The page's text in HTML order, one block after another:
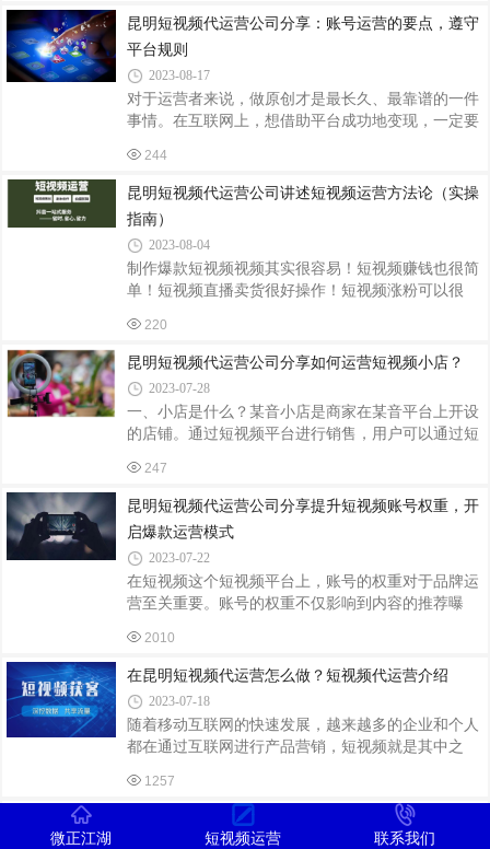
是谁，他们的兴趣爱好是什么。这样，你就可以制作
出更符合他们需求的内容。2.创意独特：在短视频的
世界里，内容丰富多样。要想吸引人们的注意力，你
需要有一些独特和创新的想法。把你的个性和风格融
入你的视频中，让人们记住你。
昆明短视频代运营公司分享：账号运营的要点，遵守
平台规则
2023-08-17
对于运营者来说，做原创才是最长久、最靠谱的一件
事情。在互联网上，想借助平台成功地变现，一定要
点介绍短视频的一些平台规则。（1）不建议做低级
搬运。例如，对于带有其他平台特点和图案的作品，
短视频平台对这些低级搬运的作品会直接封号或者不
给予流量推荐，因此不建议大家做。（2）视频必须
清晰无广告。（3）要清楚视频推荐算法机制。首
先，给你推荐一批人，比如先给100人看你的视频，
这100人就是一个流量池。假如这100人观看视频之
后，反馈比较好，有80人完全看完了，有30人给你点
244
昆明短视频代运营公司讲述短视频运营方法论（实操
指南）
2023-08-04
制作爆款短视频视频其实很容易！短视频赚钱也很简
单！短视频直播卖货很好操作！短视频涨粉可以很
频达人差在哪里。而是因为，你不知道，他们运营短
视频的关键法则，那些一招鲜吃遍天的技能！关键法
则1. 不要自己瞎捉摸，不要浪费时间摸索。运营初
期，你最需要做的，是通过深度剖析达人前辈的爆款
视频，快速摸清自己所在领域，视频制作的套路，快
速上手，快速做出及格线以上的视频。2. 不要像只铁
公鸡，一毛不拔！一开始，就要懂得给平台交“保护
高时，就
220
昆明短视频代运营公司分享如何运营短视频小店？
2023-07-28
一、小店是什么？某音小店是商家在某音平台上开设
的店铺。通过短视频平台进行销售，用户可以通过短
一家小店？1、选品：（1）根据自身产品特性选择合
适的品类：比如服饰类目适合卖服装鞋帽等；食品类
目适合卖零食饮料等等。总之要根据自己的产品特性
来挑选适合的品类！如果实在没有合适的产品的话，
也可以从其他渠道寻找货源！电商平台进货或者自己
生产一些产品。（2）确定好产品的种类后就可以开
始选款了：首先我们可以在各大电商网站找到同类的
商品，然后查看商品的销量和评价情况；其次我
247
昆明短视频代运营公司分享提升短视频账号权重，开
启爆款运营模式
2023-07-22
在短视频这个短视频平台上，账号的权重对于品牌运
营至关重要。账号的权重不仅影响到内容的推荐曝
分享一些有效的方法和策略，帮助您提升短视频账号
的权重，开启爆款运营模式。
2010
在昆明短视频代运营怎么做？短视频代运营介绍
2023-07-18
随着移动互联网的快速发展，越来越多的企业和个人
都在通过互联网进行产品营销，短视频就是其中之
它不仅能通过这个平台进行产品宣传和推广，还能通
过这个平台实现个人创业。所以很多人都想在短视频
上创业，那么如果企业需要做短视频代运营，该怎么
1257
昆明短视频代运营公司讲述短视频运营是做什么的
2023-07-10
微正江湖 短视频运营 联系我们